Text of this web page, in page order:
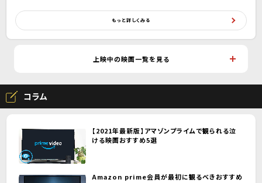
もっと詳しくみる
上映中の映画一覧を見る
コラム
【2021年最新版】アマゾンプライムで観られる泣
ける映画おすすめ5選
Amazon prime会員が最初に観るべきおすすめ